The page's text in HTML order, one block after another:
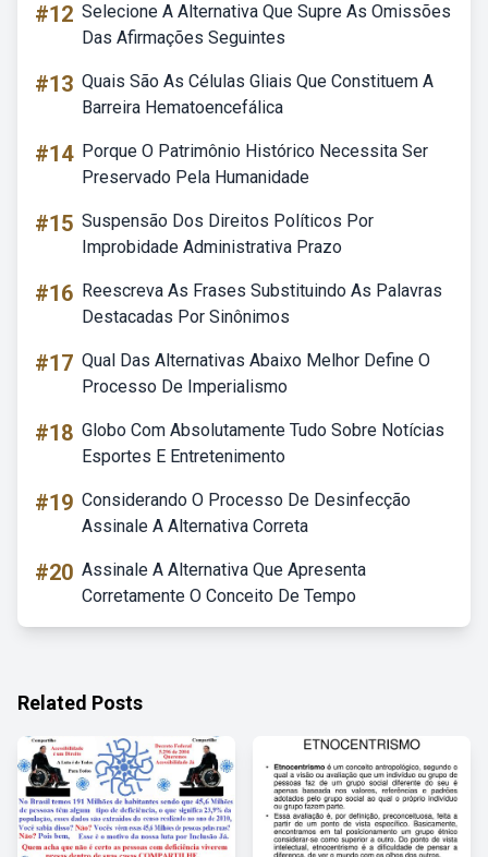
#12 Selecione A Alternativa Que Supre As Omissões
Das Afirmações Seguintes
#13 Quais São As Células Gliais Que Constituem A
Barreira Hematoencefálica
#14 Porque O Patrimônio Histórico Necessita Ser
Preservado Pela Humanidade
#15 Suspensão Dos Direitos Políticos Por
Improbidade Administrativa Prazo
#16 Reescreva As Frases Substituindo As Palavras
Destacadas Por Sinônimos
#17 Qual Das Alternativas Abaixo Melhor Define O
Processo De Imperialismo
#18 Globo Com Absolutamente Tudo Sobre Notícias
Esportes E Entretenimento
#19 Considerando O Processo De Desinfecção
Assinale A Alternativa Correta
#20 Assinale A Alternativa Que Apresenta
Corretamente O Conceito De Tempo
Related Posts